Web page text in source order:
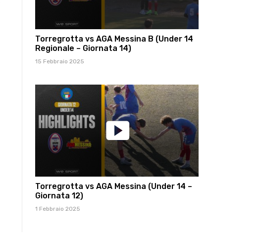
Torregrotta vs AGA Messina B (Under 14
Regionale – Giornata 14)
15 Febbraio 2025
Torregrotta vs AGA Messina (Under 14 –
Giornata 12)
1 Febbraio 2025